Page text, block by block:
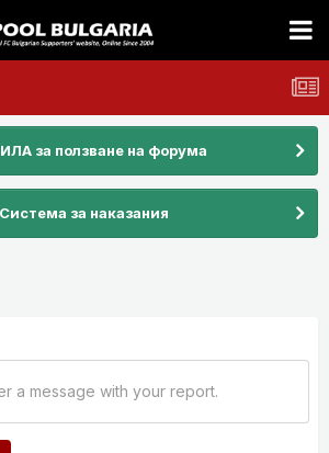
за ползване на форума
Система за наказания
a message with your report.